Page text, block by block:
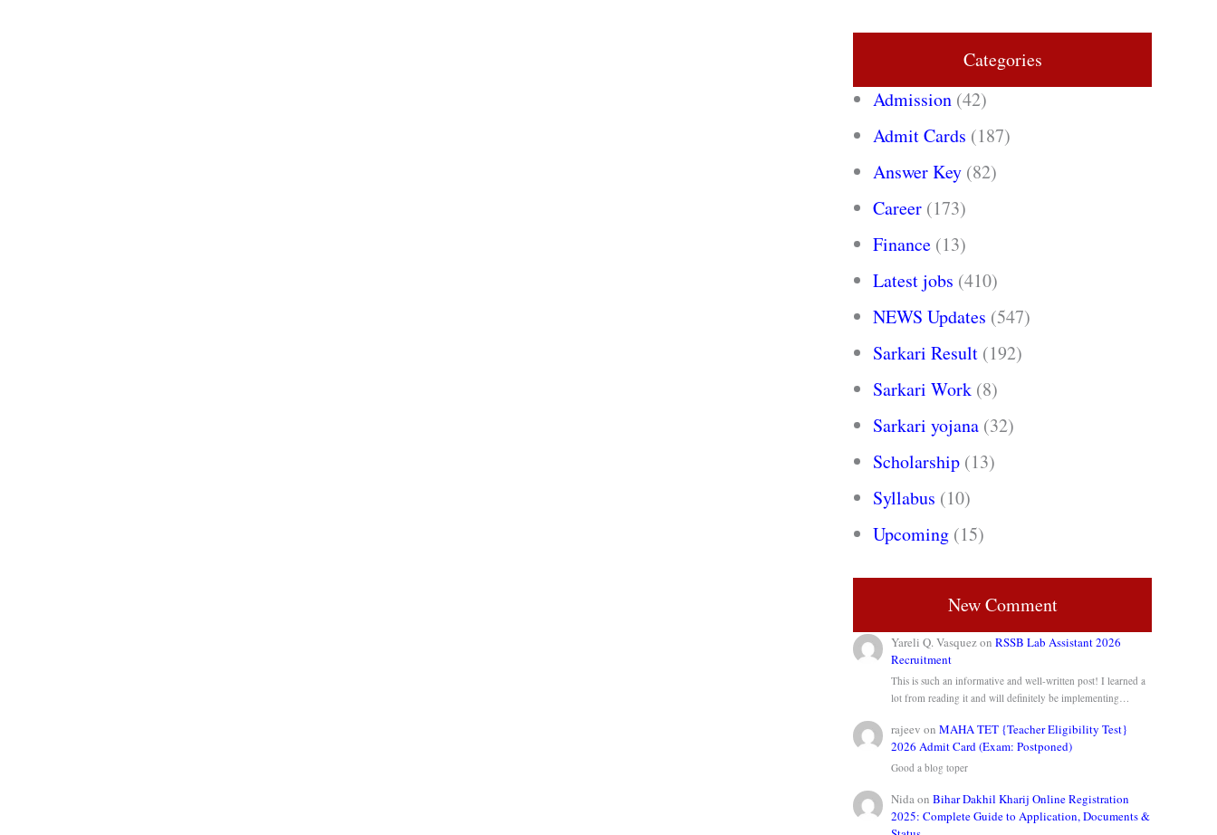
Categories
Admission (42)
Admit Cards (187)
Answer Key (82)
Career (173)
Finance (13)
Latest jobs (410)
NEWS Updates (547)
Sarkari Result (192)
Sarkari Work (8)
Sarkari yojana (32)
Scholarship (13)
Syllabus (10)
Upcoming (15)
New Comment
Yareli Q. VasquezonRSSB Lab Assistant 2026
Recruitment
This is such an informative and well-written post! I learned a
lot from reading it and will definitely be implementing…
rajeev onMAHA TET {Teacher Eligibility Test}
2026 Admit Card (Exam: Postponed)
Good a blog toper
NidaonBihar Dakhil Kharij Online Registration
2025: Complete Guide to Application, Documents &